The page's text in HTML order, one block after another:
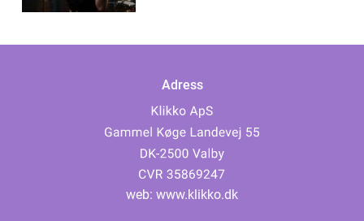
Adress
web: www.klikko.dk